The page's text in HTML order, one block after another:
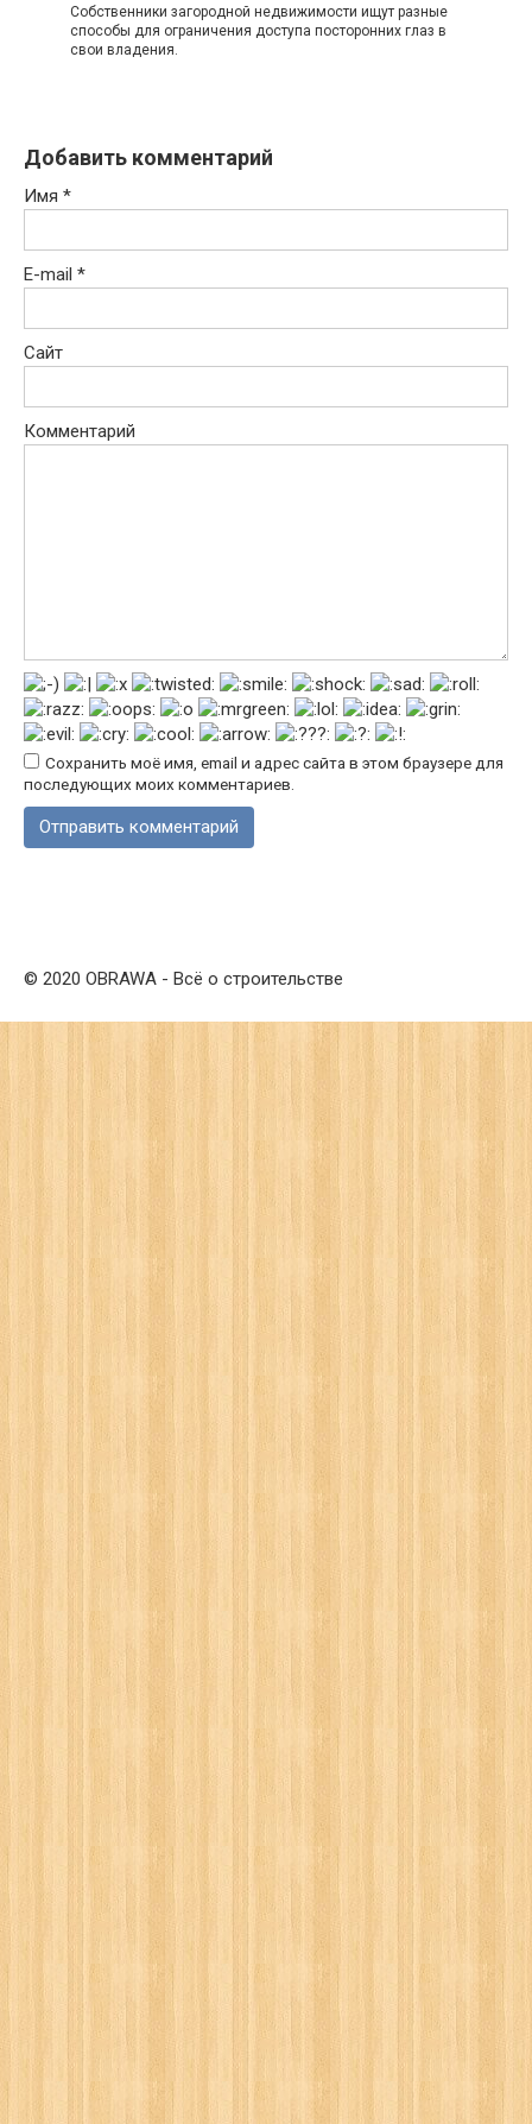
Собственники загородной недвижимости ищут разные
способы для ограничения доступа посторонних глаз в
свои владения.
Добавить комментарий
Имя *
E-mail *
Сайт
Комментарий
Сохранить моё имя, email и адрес сайта в этом браузере для
последующих моих комментариев.
© 2020 OBRAWA - Всё о строительстве